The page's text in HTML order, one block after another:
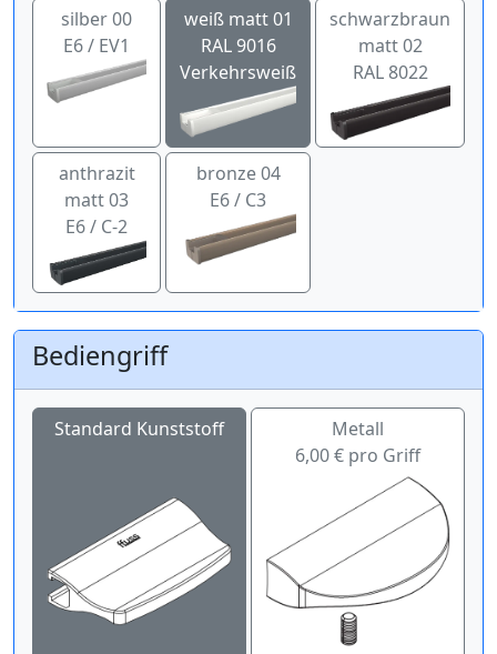
silber 00
E6 / EV1
weiß matt 01
RAL 9016
Verkehrsweiß
schwarzbraun
matt 02
RAL 8022
anthrazit
matt 03
E6 / C-2
bronze 04
E6 / C3
Bediengriff
Standard Kunststoff
Metall
6,00 € pro Griff